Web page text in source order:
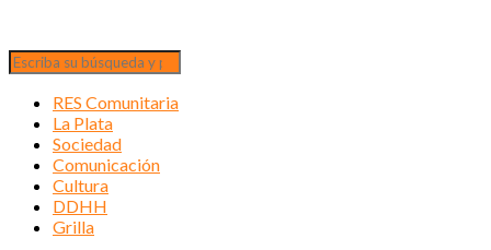
RES Comunitaria
La Plata
Sociedad
Comunicación
Cultura
DDHH
Grilla